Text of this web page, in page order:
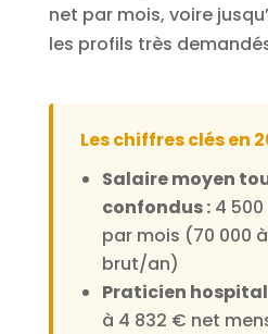
net par mois, voire
les profils très
Les chiffres clés en
Salaire moyen
confondus :4 500
par mois (70 000 à
brut/an)
Praticien
à 4 832 € net